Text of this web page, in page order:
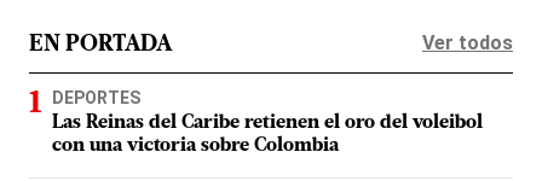
EN PORTADA Ver todos
DEPORTES
Las Reinas del Caribe retienen el oro del voleibol
con una victoria sobre Colombia